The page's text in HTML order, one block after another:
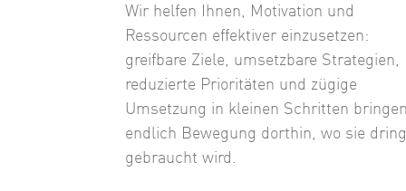
Wir helfen Ihnen, Motivation und
Ressourcen effektiver einzusetzen:
greifbare Ziele, umsetzbare Strategien,
reduzierte Prioritäten und zügige
Umsetzung in kleinen Schritten
endlich Bewegung dorthin, wo sie
gebraucht wird.